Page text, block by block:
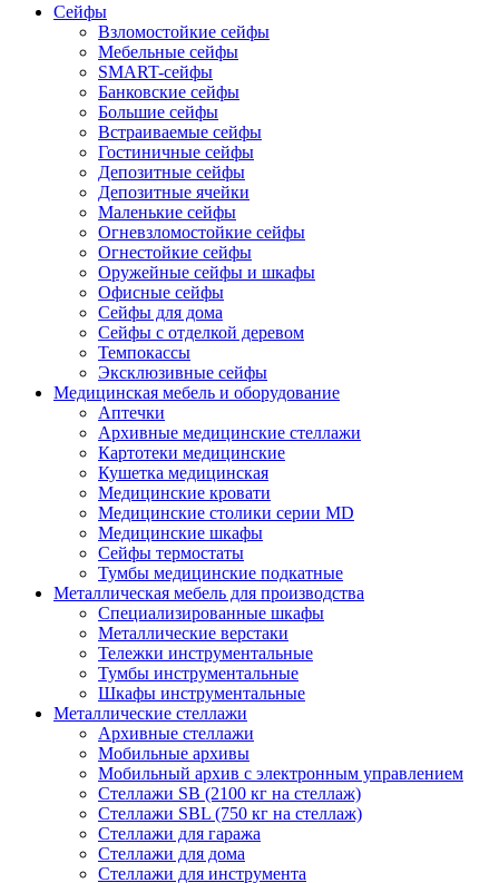
Сейфы
Взломостойкие сейфы
Мебельные сейфы
SMART-сейфы
Банковские сейфы
Большие сейфы
Встраиваемые сейфы
Гостиничные сейфы
Депозитные сейфы
Депозитные ячейки
Маленькие сейфы
Огневзломостойкие сейфы
Огнестойкие сейфы
Оружейные сейфы и шкафы
Офисные сейфы
Сейфы для дома
Сейфы с отделкой деревом
Темпокассы
Эксклюзивные сейфы
Медицинская мебель и оборудование
Аптечки
Архивные медицинские стеллажи
Картотеки медицинские
Кушетка медицинская
Медицинские кровати
Медицинские столики серии MD
Медицинские шкафы
Сейфы термостаты
Тумбы медицинские подкатные
Металлическая мебель для производства
Cпециализированные шкафы
Металлические верстаки
Тележки инструментальные
Тумбы инструментальные
Шкафы инструментальные
Металлические стеллажи
Архивные стеллажи
Мобильные архивы
Мобильный архив с электронным управлением
Стеллажи SB (2100 кг на стеллаж)
Стеллажи SBL (750 кг на стеллаж)
Стеллажи для гаража
Стеллажи для дома
Стеллажи для инструмента